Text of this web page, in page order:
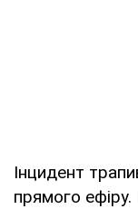
Інцидент
прямого